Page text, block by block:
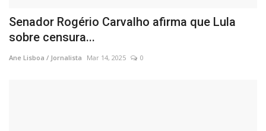
Senador Rogério Carvalho afirma que Lula
sobre censura...
Ane Lisboa / Jornalista Mar 14, 2025 0